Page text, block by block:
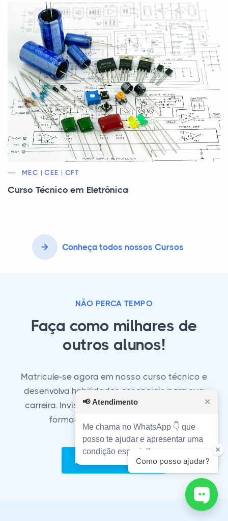
MEC | CEE | CFT
Curso Técnico em Eletrônica
Conheça todos nossos Cursos
NÃO PERCA TEMPO
Faça como milhares de
outros alunos!
Matricule-se agora em nosso curso técnico e
desenvolva habilidades essenciais para sua
carreira. Invista em seu futuro com a melhor
formação técnica do mercado!
Matricule-se Agora!
📢 Atendimento ✕
Me chama no WhatsApp 👇 que
posso te ajudar e apresentar uma
condição especial!